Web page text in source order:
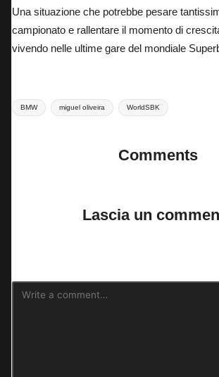
Una situazione che potrebbe pesare
campionato e rallentare il momento di
vivendo nelle ultime gare del mondiale
Tags:
BMW miguel oliveira WorldSBK
Comments
Lascia un